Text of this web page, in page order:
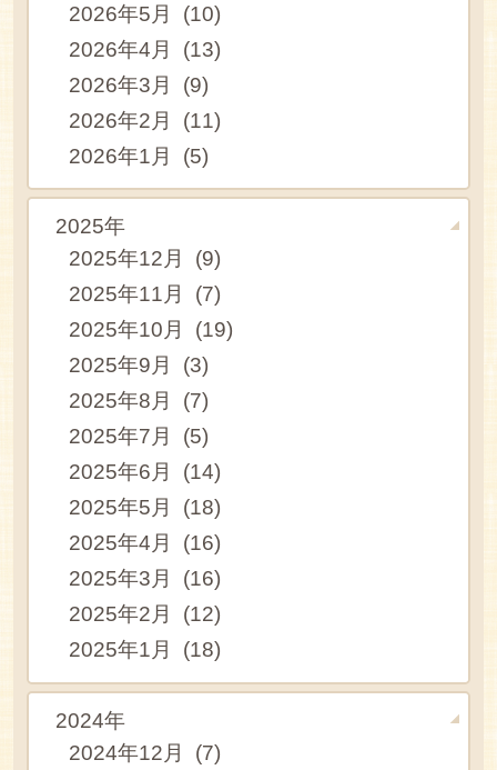
2026年5月 (10)
2026年4月 (13)
2026年3月 (9)
2026年2月 (11)
2026年1月 (5)
2025年
2025年12月 (9)
2025年11月 (7)
2025年10月 (19)
2025年9月 (3)
2025年8月 (7)
2025年7月 (5)
2025年6月 (14)
2025年5月 (18)
2025年4月 (16)
2025年3月 (16)
2025年2月 (12)
2025年1月 (18)
2024年
2024年12月 (7)